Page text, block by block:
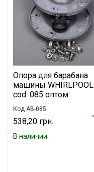
Опора для барабана
машины WHIRLPOOL
cod. 085 оптом
Код AB-085
538,20 грн.
В наличии